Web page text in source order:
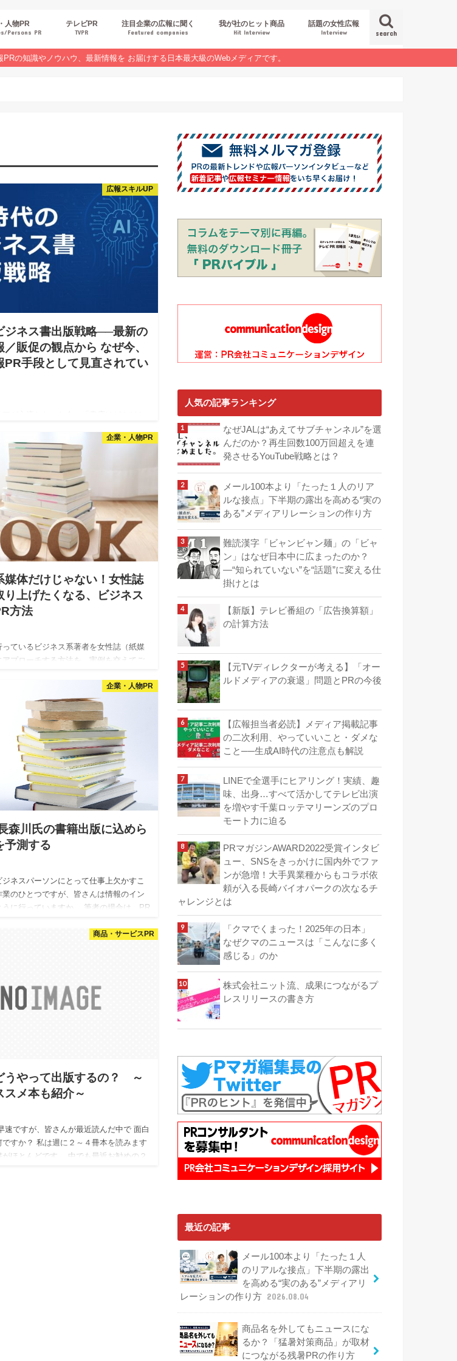
search
人物PR
Persons PR
テレビPR
TVPR
注目企業の広報に聞く
Featured companies
我が社のヒット商品
Hit Interview
話題の女性広報
Interview
の知識やノウハウ、最新情報を お届けする日本最大級のWebメディアです。
広報スキルUP
ジネス書出版戦略──最新の
／販促の観点から なぜ今、
PR手段として見直されてい
うになりました。 しかし実際には、書籍
替しづらい、「編集者の審査を経た信頼
に…
企業・人物PR
媒体だけじゃない！女性誌
り上げたくなる、ビジネス
方法
っているビジネス系著者を女性誌（紙媒
アプローチする方法を、実例を交えてご
企業・人物PR
森川氏の書籍出版に込めら
予測する
ネスパーソンにとって仕事上欠かすこ
業のひとつですが、皆さんは情報のイン
うに行っていますか。 筆者の場合は、PR
商品・サービスPR
うやって出版するの？ ～
スメ本も紹介～
速ですが、皆さんが最近読んだ中で 面白
すか？ 私は週に２～４冊本を読みます
がほとんどです。 中でも最近お勧めの２
人気の記事ランキング
なぜJALは“あえてサブチャンネル”を選
んだのか？再生回数100万回超えを連
発させるYouTube戦略とは？
メール100本より「たった１人のリア
ルな接点」下半期の露出を高める“実の
ある”メディアリレーションの作り方
難読漢字「ビャンビャン麺」の「ビャ
ン」はなぜ日本中に広まったのか？
―“知られていない”を“話題”に変える仕
掛けとは
【新版】テレビ番組の「広告換算額」
の計算方法
【元TVディレクターが考える】「オー
ルドメディアの衰退」問題とPRの今後
【広報担当者必読】メディア掲載記事
の二次利用、やっていいこと・ダメな
こと──生成AI時代の注意点も解説
LINEで全選手にヒアリング！実績、趣
味、出身…すべて活かしてテレビ出演
を増やす千葉ロッテマリーンズのプロ
モート力に迫る
PRマガジンAWARD2022受賞インタビ
ュー、SNSをきっかけに国内外でファ
ンが急増！大手異業種からもコラボ依
頼が入る長崎バイオパークの次なるチ
ャレンジとは
「クマでくまった！2025年の日本」
なぜクマのニュースは「こんなに多く
感じる」のか
株式会社ニット流、成果につながるプ
レスリリースの書き方
最近の記事
メール100本より「たった１人
のリアルな接点」下半期の露出
を高める“実のある”メディアリ
レーションの作り方 2026.08.04
商品名を外してもニュースにな
るか？「猛暑対策商品」が取材
につながる残暑PRの作り方